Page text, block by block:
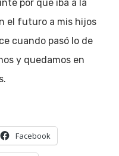
por qué iba a la
el futuro a mis hijos
cuando pasó lo de
y quedamos en
Facebook